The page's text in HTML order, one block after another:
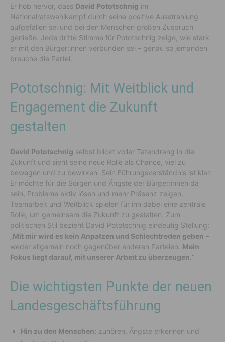
Er hob hervor, dass David Pototschnig im
Nationalratswahlkampf durch seine positive Ausstrahlung
aufgefallen sei und bei den Menschen großen Zuspruch
genieße. Jede dritte Stimme für Pototschnig zeige, wie stark
er mit den Bürger:innen verbunden sei – genau so jemanden
brauche die Partei.
Pototschnig: Mit Weitblick und
Engagement die Zukunft
gestalten
David Pototschnig selbst blickt voller Tatendrang in die
Zukunft und sieht seine neue Rolle als Chance, viel zu
bewegen und zu bewirken. Sein Führungsverständnis ist klar:
Er möchte für die Sorgen und Ängste der Bürger:innen da
sein, Probleme aktiv lösen und mehr Präsenz zeigen.
Teamarbeit und Weitblick spielen für ihn dabei eine zentrale
Rolle, um gemeinsam die Zukunft zu gestalten. Zum
politischen Stil bezieht David Pototschnig eindeutig Stellung:
Mit mir wird es kein Anpatzen und Schlechtreden geben –
weder allgemein noch gegenüber anderen Parteien. Mein
Fokus liegt darauf, mit unserer Arbeit zu überzeugen.“
Die wichtigsten Punkte der neuen
Landesgeschäftsführung
Hin zu den Menschen: zuhören, Ängste erkennen und